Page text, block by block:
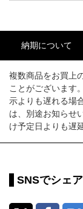
納期について
複数商品をお買上
ことがございます
示よりも遅れる場
は、別途お知らせ
け予定日よりも遅
SNSでシェ